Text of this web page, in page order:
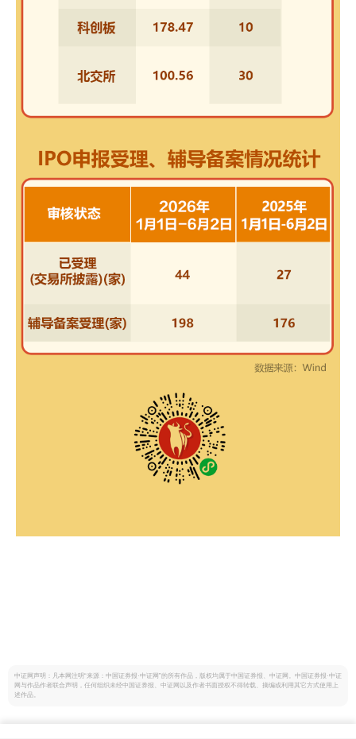
中证网声明：凡本网注明“来源：中国证券报·中证网”的所有作品，版权均属于中国证券报、中证网。中国证券报·中证
网与作品作者联合声明，任何组织未经中国证券报、中证网以及作者书面授权不得转载、摘编或利用其它方式使用上
述作品。